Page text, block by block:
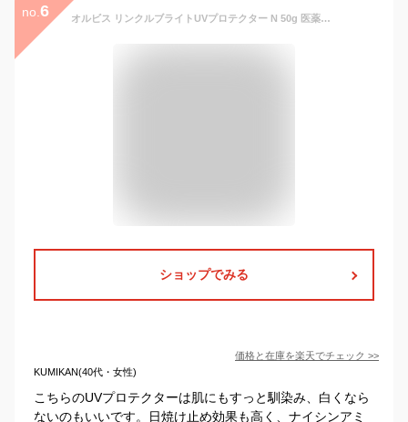
no. 6 オルビス リンクルブライトUVプロテクター N 50g 医薬部外品（顔用日焼け止め）／オルビス（orbis）
ショップでみる
価格と在庫を楽天でチェック >>
KUMIKAN(40代・女性)
こちらのUVプロテクターは肌にもすっと馴染み、白くなら
ないのもいいです。日焼け止め効果も高く、ナイシンアミ